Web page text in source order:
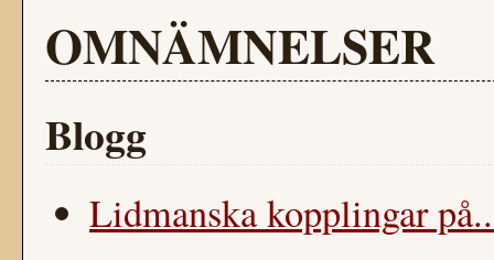
OMNÄMNELSER
Blogg
Lidmanska kopplingar